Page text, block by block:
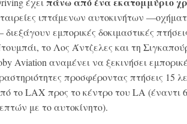
ιπτάμενων αυτοκινήτων
εμπορικές δοκιμαστικές
το Λος Άντζελες και τη
Aviation αναμένει να ξεκινήσει
προσφέροντας πτήσεις 15
το LAX προς το κέντρο του LA (έναντι
με το αυτοκίνητο).